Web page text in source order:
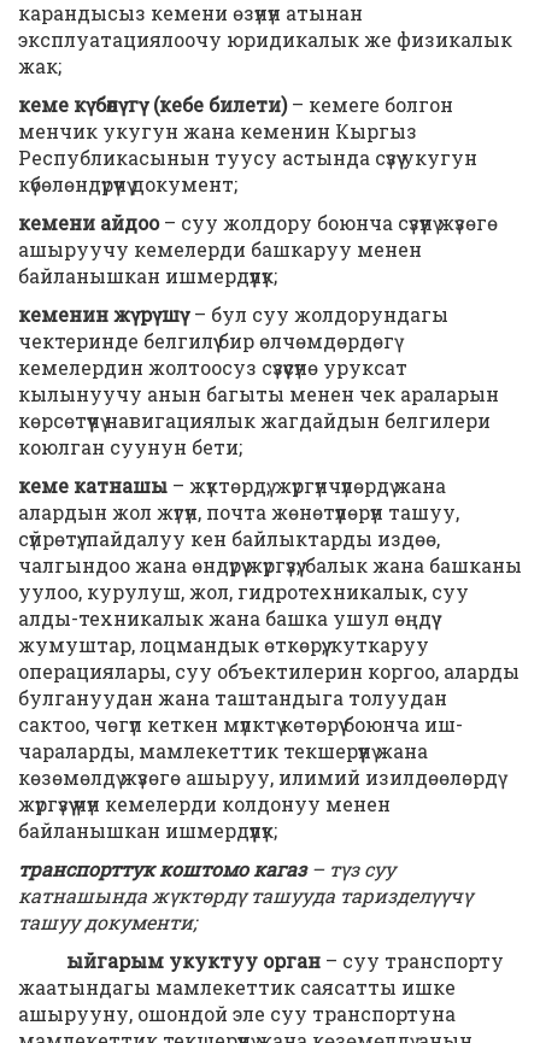
карандысыз кемени өзүнүн атынан
эксплуатациялоочу юридикалык же физикалык
жак;
кеме күбөлүгү (кебе билети)– кемеге болгон
менчик укугун жана кеменин Кыргыз
Республикасынын туусу астында сүзүү укугун
күбөлөндүрүүчү документ;
кемени айдоо– суу жолдору боюнча сүзүүнү жүзөгө
ашыруучу кемелерди башкаруу менен
байланышкан ишмердүүлүк;
кеменин жүрүшү– бул суу жолдорундагы
чектеринде белгилүү бир өлчөмдөрдөгү
кемелердин жолтоосуз сүзүүсүнө уруксат
кылынуучу анын багыты менен чек араларын
көрсөтүүчү навигациялык жагдайдын белгилери
коюлган суунун бети;
кеме катнашы – жүктөрдү, жүргүнчүлөрдү жана
алардын жол жүгүн, почта жөнөтүүлөрүн ташуу,
сүйрөтүү, пайдалуу кен байлыктарды издөө,
чалгындоо жана өндүрүү жүргүзүү, балык жана башканы
уулоо, курулуш, жол, гидротехникалык, суу
алды-техникалык жана башка ушул өңдүү
жумуштар, лоцмандык өткөрүү, куткаруу
операциялары, суу объектилерин коргоо, аларды
булгануудан жана таштандыга толуудан
сактоо, чөгүп кеткен мүлктү көтөрүү боюнча иш-
чараларды, мамлекеттик текшерүүнү жана
көзөмөлдү жүзөгө ашыруу, илимий изилдөөлөрдү
жүргүзүү үчүн кемелерди колдонуу менен
байланышкан ишмердүүлүк;
транспорттук коштомо кагаз– түз суу
катнашында жүктөрдү ташууда таризделүүчү
ташуу документи;
ыйгарым укуктуу орган – суу транспорту
жаатындагы мамлекеттик саясатты ишке
ашырууну, ошондой эле суу транспортуна